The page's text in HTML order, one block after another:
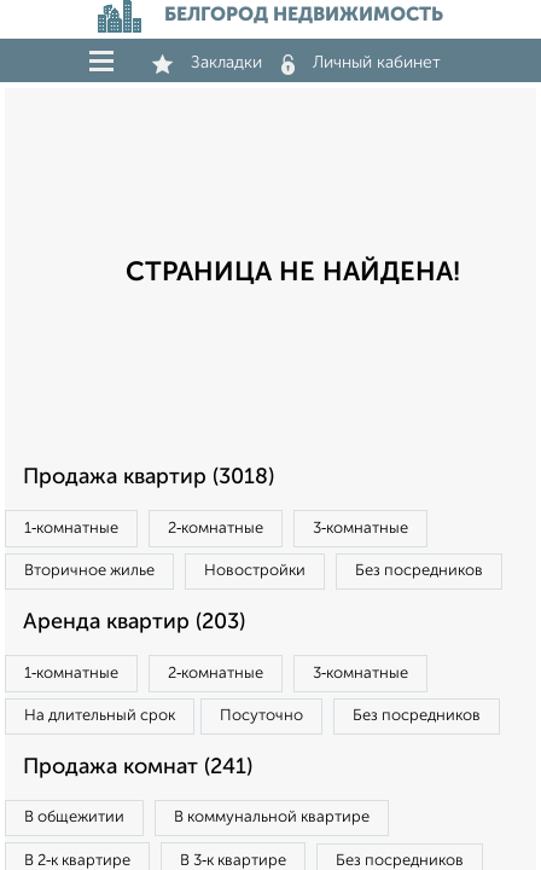
БЕЛГОРОД НЕДВИЖИМОСТЬ
Закладки Личный кабинет
СТРАНИЦА НЕ НАЙДЕНА!
Продажа квартир (3018)
1‑комнатные 2‑комнатные 3‑комнатные
Вторичное жилье Новостройки Без посредников
Аренда квартир (203)
1‑комнатные 2‑комнатные 3‑комнатные
На длительный срок Посуточно Без посредников
Продажа комнат (241)
В общежитии В коммунальной квартире
В 2‑к квартире В 3‑к квартире Без посредников